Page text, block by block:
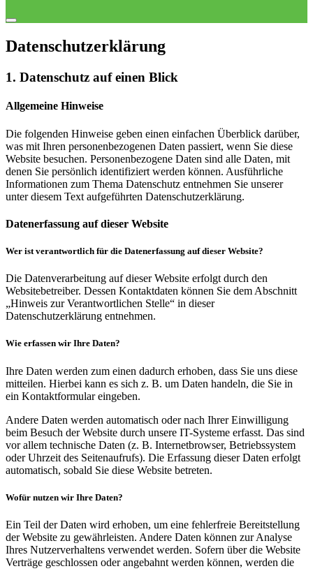
Datenschutz­erklärung
1. Datenschutz auf einen Blick
Allgemeine Hinweise
Die folgenden Hinweise geben einen einfachen Überblick darüber,
was mit Ihren personenbezogenen Daten passiert, wenn Sie diese
Website besuchen. Personenbezogene Daten sind alle Daten, mit
denen Sie persönlich identifiziert werden können. Ausführliche
Informationen zum Thema Datenschutz entnehmen Sie unserer
unter diesem Text aufgeführten Datenschutzerklärung.
Datenerfassung auf dieser Website
Wer ist verantwortlich für die Datenerfassung auf dieser Website?
Die Datenverarbeitung auf dieser Website erfolgt durch den
Websitebetreiber. Dessen Kontaktdaten können Sie dem Abschnitt
„Hinweis zur Verantwortlichen Stelle“ in dieser
Datenschutzerklärung entnehmen.
Wie erfassen wir Ihre Daten?
Ihre Daten werden zum einen dadurch erhoben, dass Sie uns diese
mitteilen. Hierbei kann es sich z. B. um Daten handeln, die Sie in
ein Kontaktformular eingeben.
Andere Daten werden automatisch oder nach Ihrer Einwilligung
beim Besuch der Website durch unsere IT-Systeme erfasst. Das sind
vor allem technische Daten (z. B. Internetbrowser, Betriebssystem
oder Uhrzeit des Seitenaufrufs). Die Erfassung dieser Daten erfolgt
automatisch, sobald Sie diese Website betreten.
Wofür nutzen wir Ihre Daten?
Ein Teil der Daten wird erhoben, um eine fehlerfreie Bereitstellung
der Website zu gewährleisten. Andere Daten können zur Analyse
Ihres Nutzerverhaltens verwendet werden. Sofern über die Website
Verträge geschlossen oder angebahnt werden können, werden die